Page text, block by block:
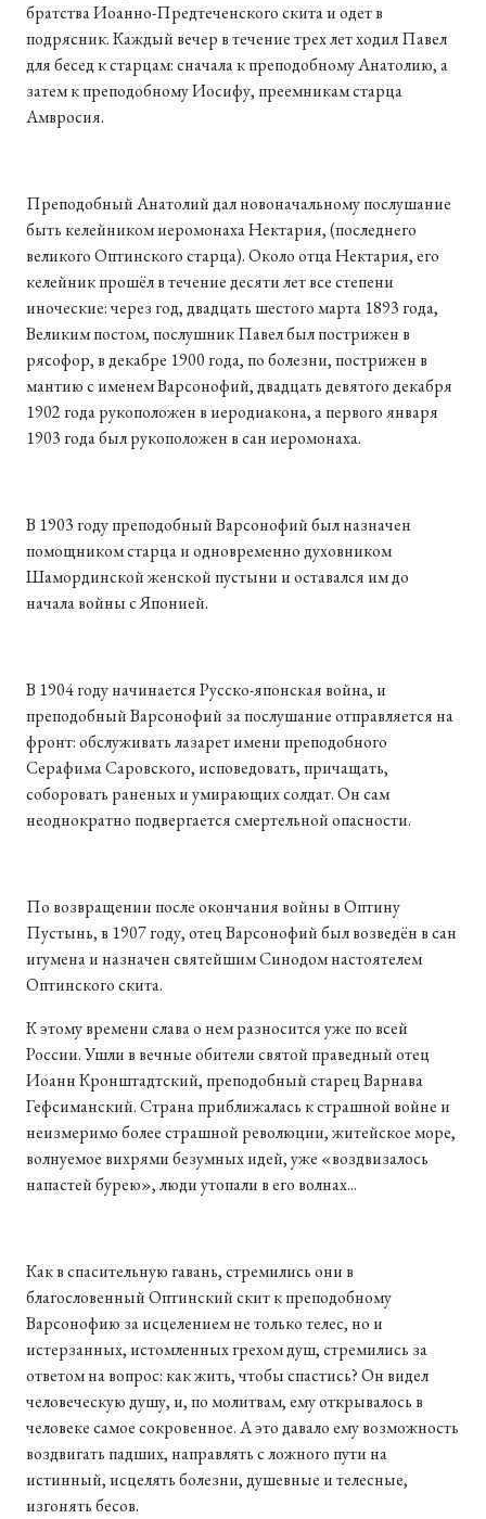
братства Иоанно-Предтеченского скита и одет в
подрясник. Каждый вечер в течение трех лет ходил Павел
для бесед к старцам: сначала к преподобному Анатолию, а
затем к преподобному Иосифу, преемникам старца
Амвросия.
Преподобный Анатолий дал новоначальному послушание
быть келейником иеромонаха Нектария, (последнего
великого Оптинского старца). Около отца Нектария, его
келейник прошёл в течение десяти лет все степени
иноческие: через год, двадцать шестого марта 1893 года,
Великим постом, послушник Павел был пострижен в
рясофор, в декабре 1900 года, по болезни, пострижен в
мантию с именем Варсонофий, двадцать девятого декабря
1902 года рукоположен в иеродиакона, а первого января
1903 года был рукоположен в сан иеромонаха.
В 1903 году преподобный Варсонофий был назначен
помощником старца и одновременно духовником
Шамординской женской пустыни и оставался им до
начала войны с Японией.
В 1904 году начинается Русско-японская война, и
преподобный Варсонофий за послушание отправляется на
фронт: обслуживать лазарет имени преподобного
Серафима Саровского, исповедовать, причащать,
соборовать раненых и умирающих солдат. Он сам
неоднократно подвергается смертельной опасности.
По возвращении после окончания войны в Оптину
Пустынь, в 1907 году, отец Варсонофий был возведён в сан
игумена и назначен святейшим Синодом настоятелем
Оптинского скита.
К этому времени слава о нем разносится уже по всей
России. Ушли в вечные обители святой праведный отец
Иоанн Кронштадтский, преподобный старец Варнава
Гефсиманский. Страна приближалась к страшной войне и
неизмеримо более страшной революции, житейское море,
волнуемое вихрями безумных идей, уже «воздвизалось
напастей бурею», люди утопали в его волнах...
Как в спасительную гавань, стремились они в
благословенный Оптинский скит к преподобному
Варсонофию за исцелением не только телес, но и
истерзанных, истомленных грехом душ, стремились за
ответом на вопрос: как жить, чтобы спастись? Он видел
человеческую душу, и, по молитвам, ему открывалось в
человеке самое сокровенное. А это давало ему возможность
воздвигать падших, направлять с ложного пути на
истинный, исцелять болезни, душевные и телесные,
изгонять бесов.